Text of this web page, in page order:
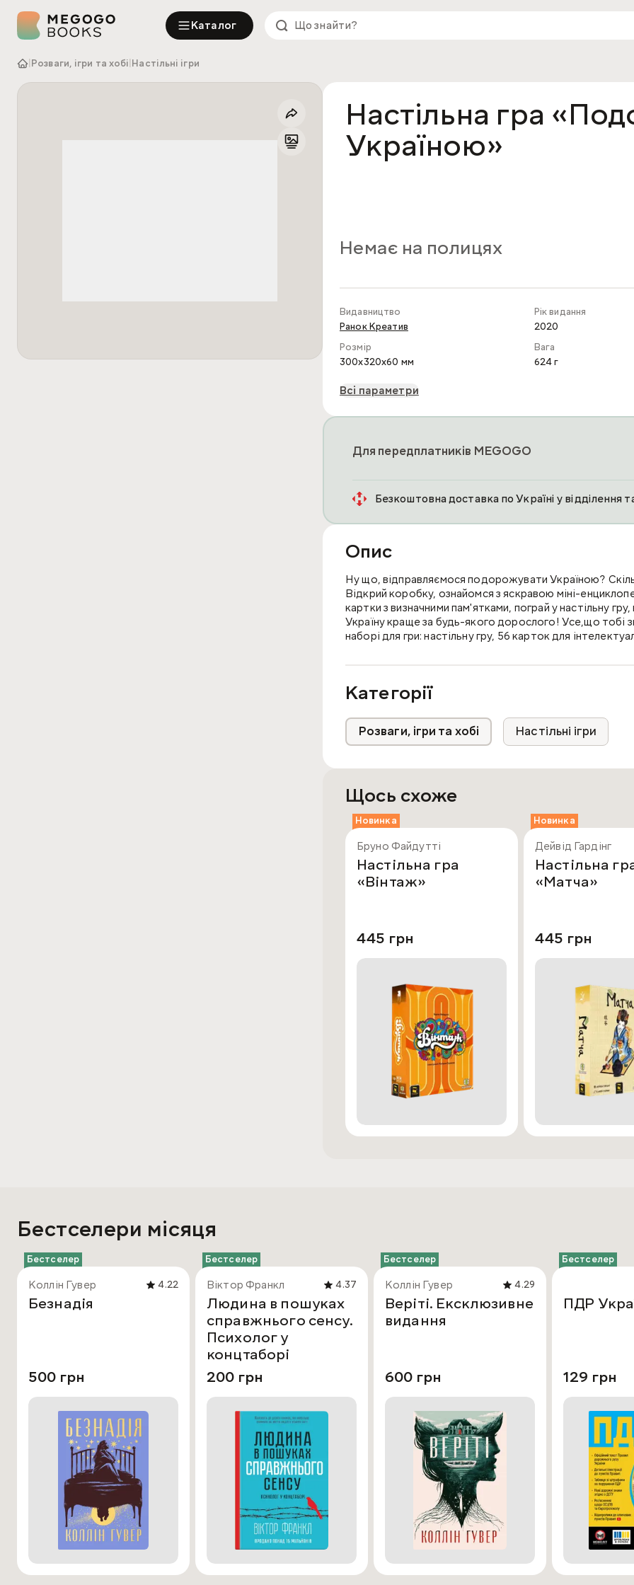
Каталог
Розваги, ігри та хобі Настільні ігри
Настільна гра
Україною»
Немає на полицях
Видавництво
Ранок Креатив
Рік видання
2020
Розмір
300x320x60 мм
Вага
624 г
Всі параметри
Для передплатників MEGOGO
Безкоштовна доставка по Україні у відділення
Опис
Ну що, відправляємося подорожувати Україною?
Відкрий коробку, ознайомся з яскравою міні-
картки з визначними пам'ятками, пограй у настільну
Україну краще за будь-якого дорослого! Усе,що тобі
наборі для гри: настільну гру, 56 карток для
кубик, 4 фішки для гри, пізнавальну міні-енциклопедію
Категорії
Розваги, ігри та хобі Настільні ігри
Щось схоже
Новинка
Бруно Файдутті
Настільна гра
«Вінтаж»
445 грн
Новинка
Дейвід Гардінг
Настільна
«Матча»
445 грн
Бестселери місяця
Бестселер
Коллін Гувер 4.22
Безнадія
500 грн
Бестселер
Віктор Франкл 4.37
Людина в пошуках
справжнього сенсу.
Психолог у
концтаборі
200 грн
Бестселер
Коллін Гувер 4.29
Веріті. Ексклюзивне
видання
600 грн
Бестселер
ПДР
129 грн